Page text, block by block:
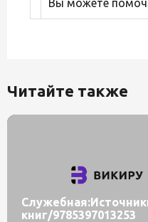
Вы можете
Читайте также
книг/9785397013253